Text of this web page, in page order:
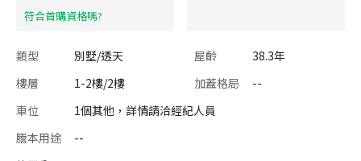
​符合首購資格嗎?
類型 別墅/透天 屋齡
38.3年
樓層
1-2樓/2樓 加蓋格局
--
車位
1個其他，詳情請洽經紀人員
謄本用途
--